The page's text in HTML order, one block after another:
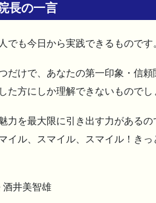
長の一言
も今日から実践できるものです
だけで、あなたの第一印象・信
方にしか理解できないものでし
を最大限に引き出す力があるの
イル、スマイル、スマイル！きっ
酒井美智雄